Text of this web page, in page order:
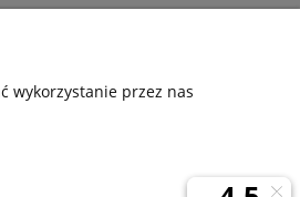
wykorzystanie przez nas